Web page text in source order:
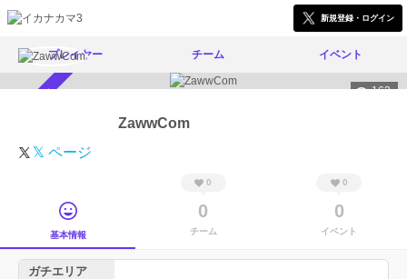
新規登録・ログイン
プレイヤー チーム イベント
162
ZawwCom
𝕏 ページ
基本情報
0
0
チーム
0
0
イベント
ガチエリア